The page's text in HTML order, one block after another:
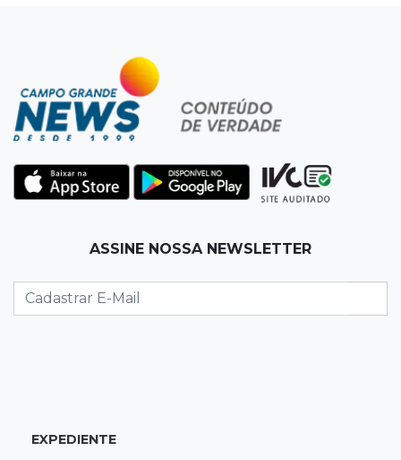
Acesso ao ensino
Participantes do Encceja 2026 já podem
consultar locais de prova
20:29Pedro Gomes
Jovem morre baleado e suspeita envolve
Pantanal treina em Goiânia antes de jogo que
vale acesso inédito à Série A2
ASSINE NOSSA NEWSLETTER
EXPEDIENTE